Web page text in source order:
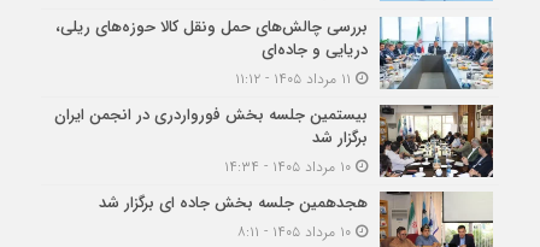
بررسی چالش‌های حمل ونقل کالا حوزه‌های ریلی،
دریایی و جاده‌ای
بیستمین جلسه بخش فورواردری در انجمن ایران
برگزار شد
۱۰ مرداد ۱۴۰۵ - ۱۴:۳۴
هجدهمین جلسه بخش جاده ای برگزار شد
۱۰ مرداد ۱۴۰۵ - ۸:۱۱